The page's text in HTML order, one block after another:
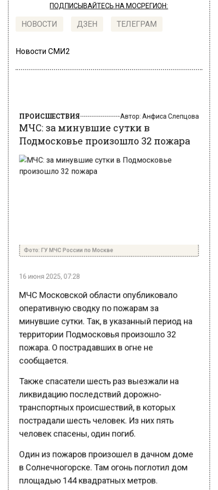
ПОДПИСЫВАЙТЕСЬ НА МОСРЕГИОН:
НОВОСТИ ДЗЕН ТЕЛЕГРАМ
Новости СМИ2
МЧС: за минувшие сутки в
Подмосковье произошло 32 пожара
оперативную сводку по пожарам за
минувшие сутки. Так, в указанный период на
территории Подмосковья произошло 32
пожара. О пострадавших в огне не
сообщается.
Также спасатели шесть раз выезжали на
ликвидацию последствий дорожно-
транспортных происшествий, в которых
пострадали шесть человек. Из них пять
человек спасены, один погиб.
Один из пожаров произошел в дачном доме
в Солнечногорске. Там огонь поглотил дом
площадью 144 квадратных метров.